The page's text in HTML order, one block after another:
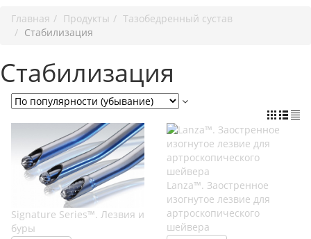
Главная
Продукты
Тазобедренный сустав
Стабилизация
Стабилизация
Signature Series™. Лезвия и
буры
Lanza™. Заостренное
изогнутое лезвие для
артроскопического
шейвера